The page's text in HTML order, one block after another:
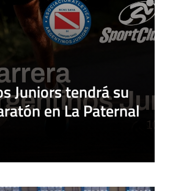
Juniors tendrá su
en La Paternal